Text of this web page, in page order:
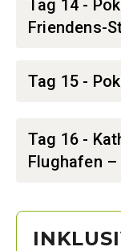
Tag 14 -
Friendens-
Tag 15 -
Tag 16 -
Flughafen